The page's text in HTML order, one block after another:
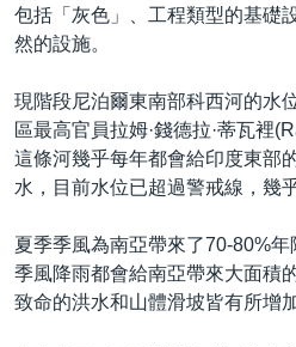
包括「灰色」、工程類型的基礎
然的設施。
現階段尼泊爾東南部科西河的水
區最高官員拉姆·錢德拉·蒂瓦裡
這條河幾乎每年都會給印度東部
水，目前水位已超過警戒線，幾
夏季季風為南亞帶來了70-80%
季風降雨都會給南亞帶來大面積
致命的洪水和山體滑坡皆有所增加